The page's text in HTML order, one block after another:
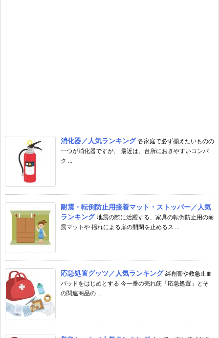
消化器／人気ランキング 各家庭で必ず揃えたいものの
一つが消化器ですが、 最近は、台所におきやすいコンパ
ク ...
耐震・転倒防止用接着マット・ストッパー／人気
ランキング 地震の際に活躍する、家具の転倒防止用の耐
震マットや 揺れによる扉の開閉を止めるス ...
応急処置グッツ／人気ランキング 絆創膏や救急止血
パッドをはじめとする 今一番の売れ筋「応急処置」とそ
の関連商品の ...